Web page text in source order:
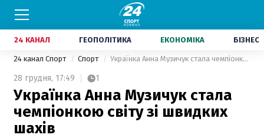
24 КАНАЛ ГЕОПОЛІТИКА ЕКОНОМІКА БІЗНЕС
24 канал Спорт Спорт Українка Анна Музичук стала чемпіонкою світу зі швидких шахів
28 грудня, 17:49 1
Українка Анна Музичук стала
чемпіонкою світу зі швидких
шахів